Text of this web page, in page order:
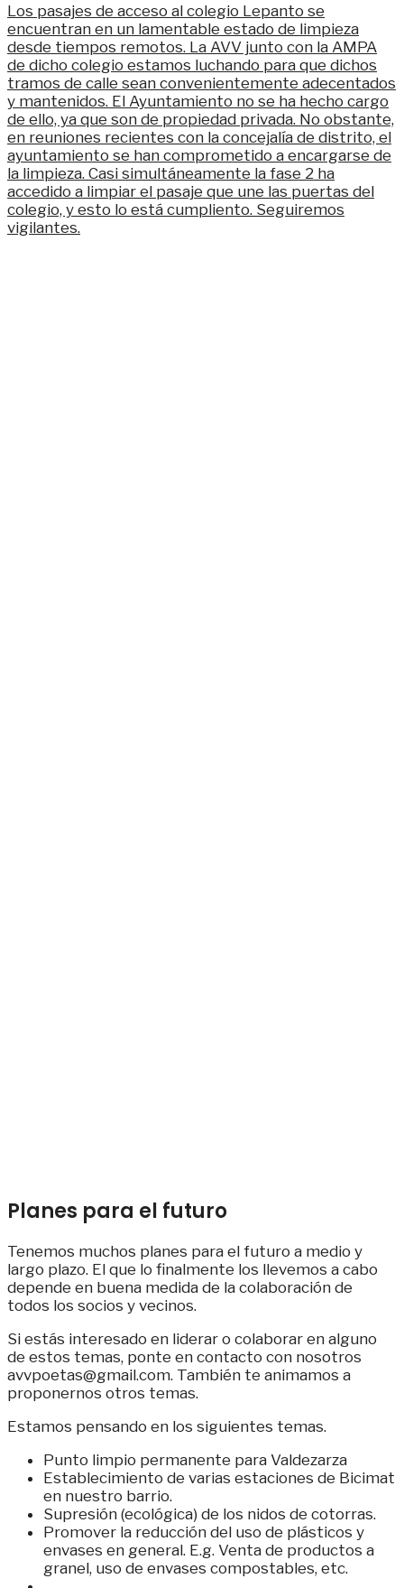
Los pasajes de acceso al colegio Lepanto se
encuentran en un lamentable estado de limpieza
desde tiempos remotos. La AVV junto con la AMPA
de dicho colegio estamos luchando para que dichos
tramos de calle sean convenientemente adecentados
y mantenidos. El Ayuntamiento no se ha hecho cargo
de ello, ya que son de propiedad privada. No obstante,
en reuniones recientes con la concejalía de distrito, el
ayuntamiento se han comprometido a encargarse de
la limpieza. Casi simultáneamente la fase 2 ha
accedido a limpiar el pasaje que une las puertas del
colegio, y esto lo está cumpliento. Seguiremos
vigilantes.
Planes para el futuro
Tenemos muchos planes para el futuro a medio y
largo plazo. El que lo finalmente los llevemos a cabo
depende en buena medida de la colaboración de
todos los socios y vecinos.
Si estás interesado en liderar o colaborar en alguno
de estos temas, ponte en contacto con nosotros
avvpoetas@gmail.com. También te animamos a
proponernos otros temas.
Estamos pensando en los siguientes temas.
Punto limpio permanente para Valdezarza
Establecimiento de varias estaciones de Bicimat
en nuestro barrio.
Supresión (ecológica) de los nidos de cotorras.
Promover la reducción del uso de plásticos y
envases en general. E.g. Venta de productos a
granel, uso de envases compostables, etc.